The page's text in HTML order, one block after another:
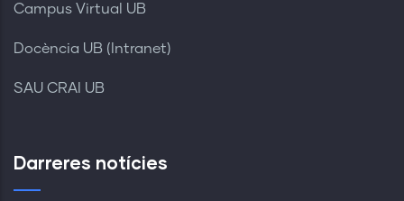
Campus Virtual UB
Docència UB (Intranet)
SAU CRAI UB
Darreres notícies